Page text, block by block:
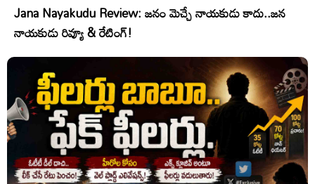
Jana Nayakudu Review: జనం మెచ్చే నాయకుడు కాదు..జన
నాయకుడు రివ్యూ & రేటింగ్!